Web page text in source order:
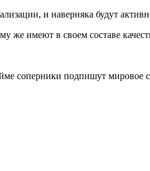
и наверняка будут
же имеют в своем составе
соперники подпишут мировое